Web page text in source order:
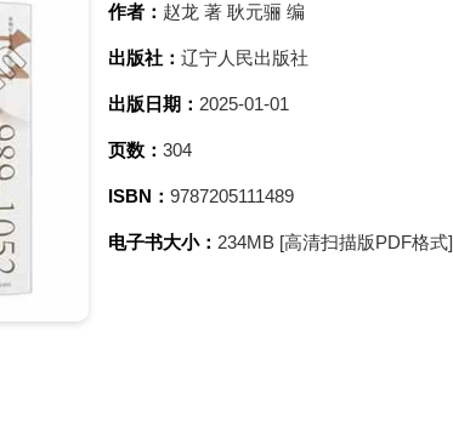
作者： 赵龙 著 耿元骊 编
出版社： 辽宁人民出版社
出版日期： 2025-01-01
页数： 304
ISBN： 9787205111489
电子书大小： 234MB [高清扫描版PDF格式]